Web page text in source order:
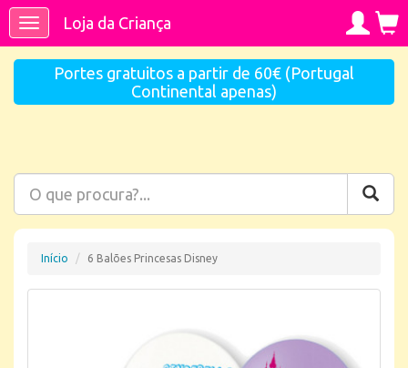
ToggleLoja da Criança
Portes gratuitos a partir de 60€ (Portugal
Continental apenas)
Início 6 Balões Princesas Disney